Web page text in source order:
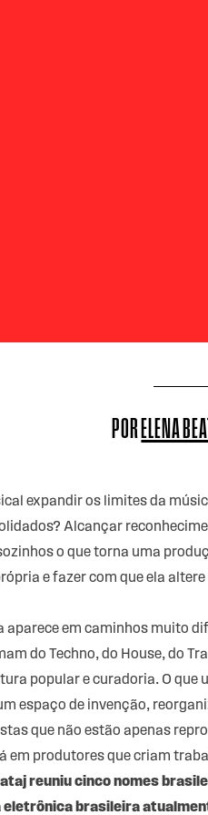
PORELENA
expandir os limites da
Alcançar
o que torna uma
e fazer com que ela
aparece em caminhos muito
do Techno, do House, do
popular e curadoria. O que
espaço de invenção,
que não estão apenas
em produtores que criam
reuniu cinco nomes
eletrônica brasileira